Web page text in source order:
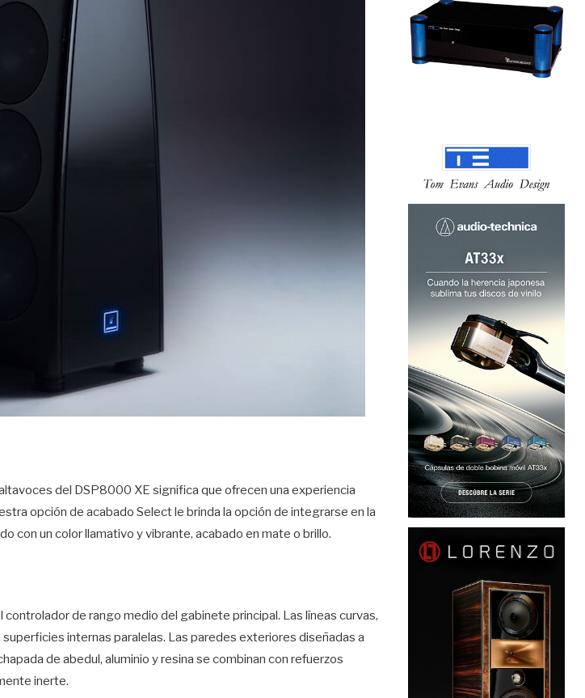
del DSP8000 XE significa que ofrecen una experiencia
opción de acabado Select le brinda la opción de integrarse en la
con un color llamativo y vibrante, acabado en mate o brillo.
de rango medio del gabinete principal. Las líneas curvas,
internas paralelas. Las paredes exteriores diseñadas a
de abedul, aluminio y resina se combinan con refuerzos
inerte.